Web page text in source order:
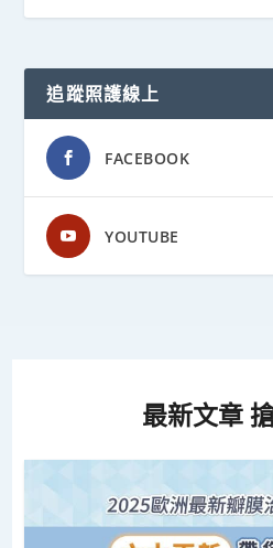
追蹤照護線上
FACEBOOK
YOUTUBE
最新文章